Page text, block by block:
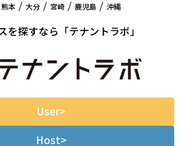
熊本 大分 宮崎 鹿児島 沖縄
を探すなら「テナントラボ」
User
Host